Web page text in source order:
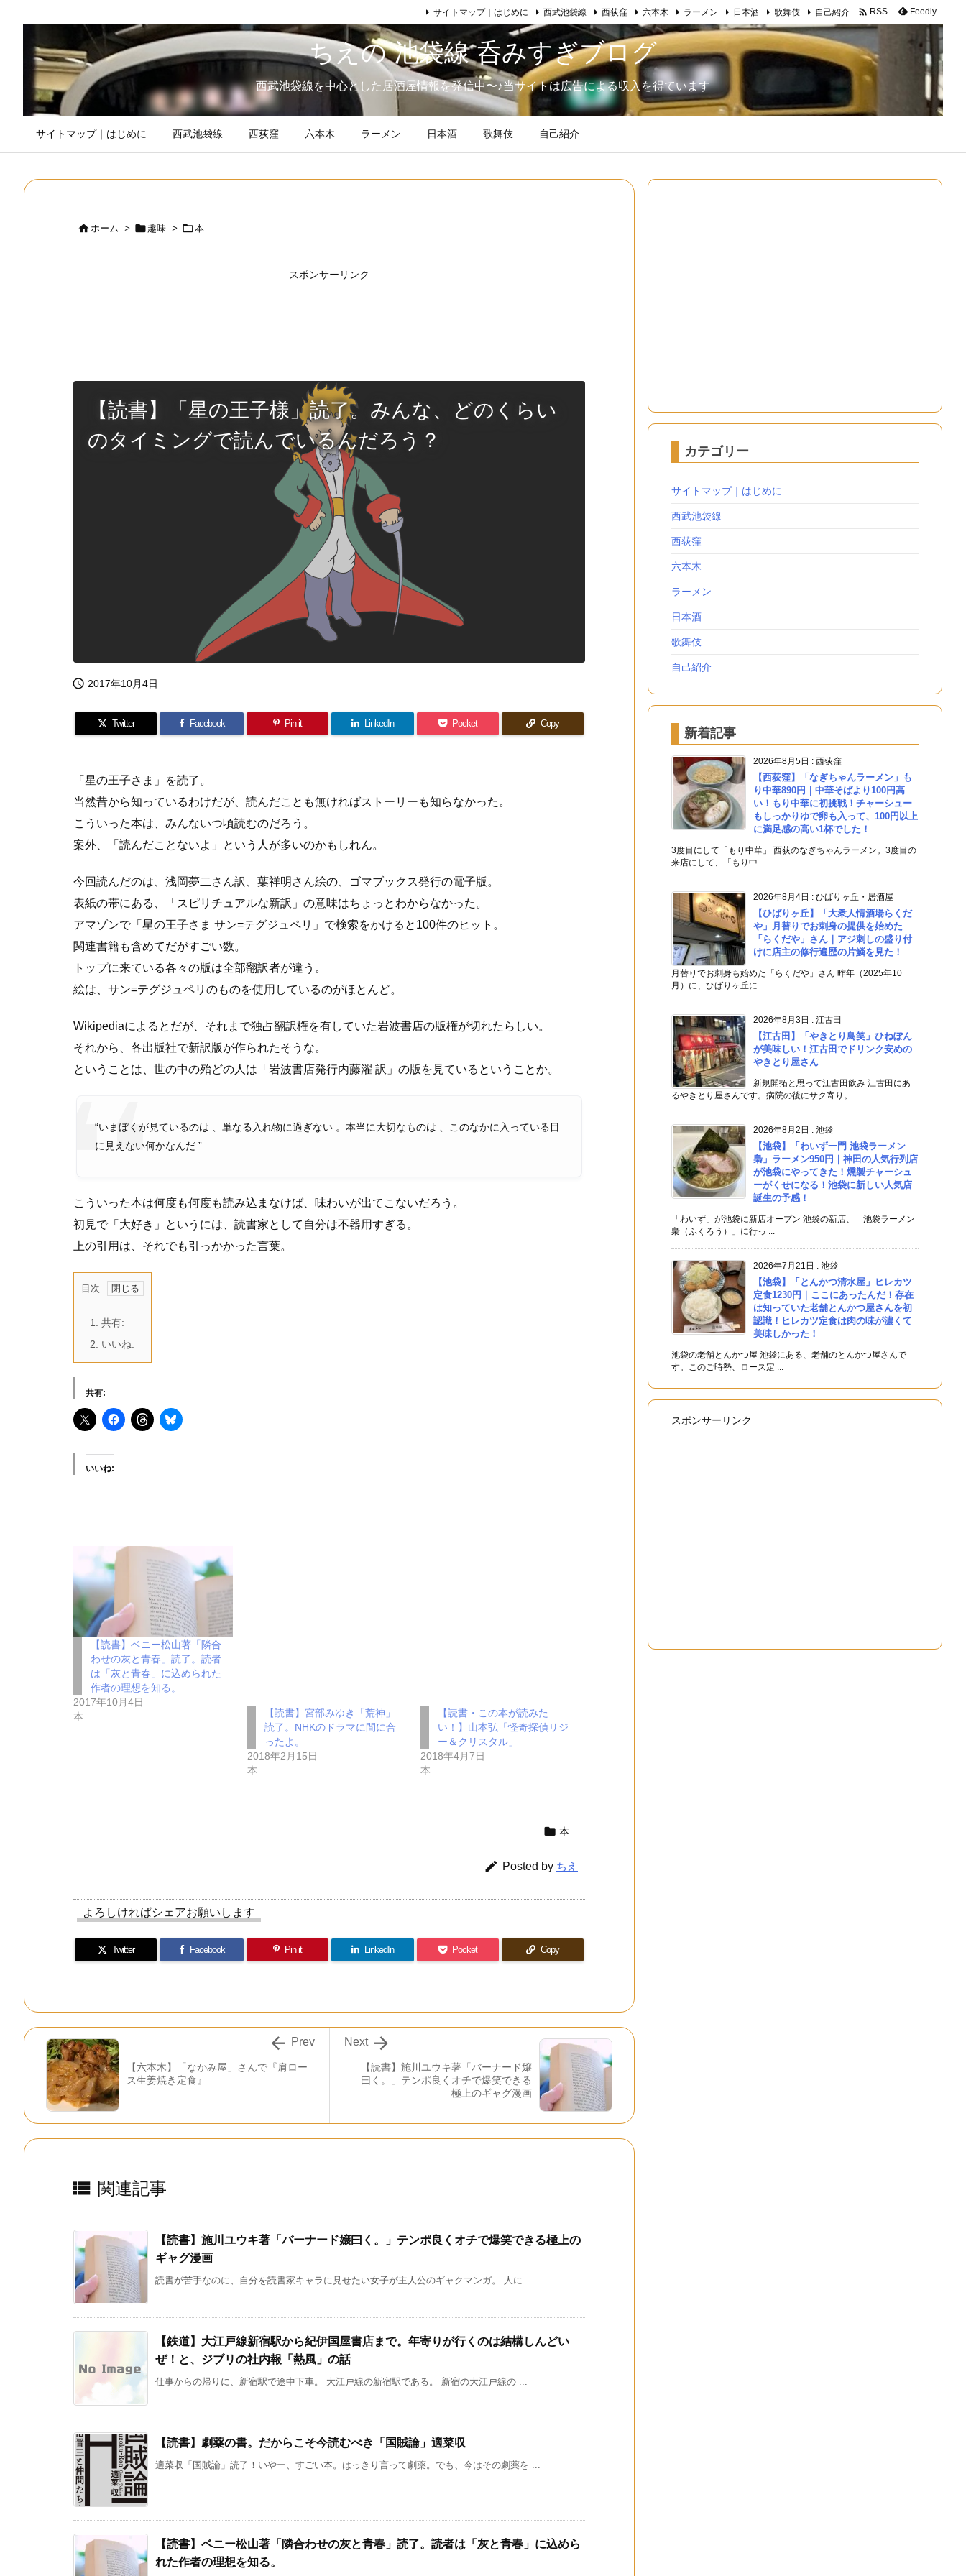
ちえの 池袋線 呑みすぎブログ
西武池袋線を中心とした居酒屋情報を発信中〜♪当サイトは広告による収入を得ています
サイトマップ｜はじめに 西武池袋線 西荻窪 六本木 ラーメン 日本酒 歌舞伎 自己紹介
サイトマップ｜はじめに 西武池袋線 西荻窪 六本木 ラーメン 日本酒 歌舞伎 自己紹介  RSS Feedly
ホーム >  趣味 > 本
スポンサーリンク
【読書】「星の王子様」読了。みんな、どのくらい
のタイミングで読んでいるんだろう？
 2017年10月4日
Twitter Facebook Pin it LinkedIn Pocket Copy
「星の王子さま」を読了。
当然昔から知っているわけだが、読んだことも無ければストーリーも知らなかった。
こういった本は、みんないつ頃読むのだろう。
案外、「読んだことないよ」という人が多いのかもしれん。
今回読んだのは、浅岡夢二さん訳、葉祥明さん絵の、ゴマブックス発行の電子版。
表紙の帯にある、「スピリチュアルな新訳」の意味はちょっとわからなかった。
アマゾンで「星の王子さま サン=テグジュペリ」で検索をかけると100件のヒット。
関連書籍も含めてだがすごい数。
トップに来ている各々の版は全部翻訳者が違う。
絵は、サン=テグジュペリのものを使用しているのがほとんど。
Wikipediaによるとだが、それまで独占翻訳権を有していた岩波書店の版権が切れたらしい。
それから、各出版社で新訳版が作られたそうな。
ということは、世の中の殆どの人は「岩波書店発行内藤濯 訳」の版を見ているということか。
“いまぼくが見ているのは 、単なる入れ物に過ぎない 。本当に大切なものは 、このなかに入っている目
に見えない何かなんだ ”
こういった本は何度も何度も読み込まなけば、味わいが出てこないだろう。
初見で「大好き」というには、読書家として自分は不器用すぎる。
上の引用は、それでも引っかかった言葉。
目次
1.
共有:
2.
いいね:
共有:
いいね:
【読書】ベニー松山著「隣合
わせの灰と青春」読了。読者
は「灰と青春」に込められた
作者の理想を知る。
2017年10月4日
本
【読書】宮部みゆき「荒神」
読了。NHKのドラマに間に合
ったよ。
2018年2月15日
本
【読書・この本が読みた
い！】山本弘「怪奇探偵リジ
ー＆クリスタル」
2018年4月7日
本
 本
 Posted by ちえ
よろしければシェアお願いします
Twitter Facebook Pin it LinkedIn Pocket Copy
【読書】施川ユウキ著「バーナード嬢
曰く。」テンポ良くオチで爆笑できる
極上のギャグ漫画

Next
【六本木】「なかみ屋」さんで『肩ロー
ス生姜焼き定食』
 Prev
 関連記事
【読書】施川ユウキ著「バーナード嬢曰く。」テンポ良くオチで爆笑できる極上の
ギャグ漫画
読書が苦手なのに、自分を読書家キャラに見せたい女子が主人公のギャクマンガ。 人に ...
【鉄道】大江戸線新宿駅から紀伊国屋書店まで。年寄りが行くのは結構しんどい
ぜ！と、ジブリの社内報「熱風」の話
仕事からの帰りに、新宿駅で途中下車。 大江戸線の新宿駅である。 新宿の大江戸線の ...
【読書】劇薬の書。だからこそ今読むべき「国賊論」適菜収
適菜収「国賊論」読了！いやー、すごい本。はっきり言って劇薬。でも、今はその劇薬を ...
【読書】ベニー松山著「隣合わせの灰と青春」読了。読者は「灰と青春」に込めら
れた作者の理想を知る。
カテゴリー
サイトマップ｜はじめに
西武池袋線
西荻窪
六本木
ラーメン
日本酒
歌舞伎
自己紹介
新着記事
2026年8月5日 : 西荻窪
【西荻窪】「なぎちゃんラーメン」も
り中華890円｜中華そばより100円高
い！もり中華に初挑戦！チャーシュー
もしっかりゆで卵も入って、100円以上
に満足感の高い1杯でした！
3度目にして「もり中華」 西荻のなぎちゃんラーメン。3度目の
来店にして、「もり中 ...
2026年8月4日 : ひばりヶ丘・居酒屋
【ひばりヶ丘】「大衆人情酒場らくだ
や」月替りでお刺身の提供を始めた
「らくだや」さん｜アジ刺しの盛り付
けに店主の修行遍歴の片鱗を見た！
月替りでお刺身も始めた「らくだや」さん 昨年（2025年10
月）に、ひばりヶ丘に ...
2026年8月3日 : 江古田
【江古田】「やきとり鳥笑」ひねぽん
が美味しい！江古田でドリンク安めの
やきとり屋さん
新規開拓と思って江古田飲み 江古田にあ
るやきとり屋さんです。病院の後にサク寄り。 ...
2026年8月2日 : 池袋
【池袋】「わいず一門 池袋ラーメン
梟」ラーメン950円｜神田の人気行列店
が池袋にやってきた！燻製チャーシュ
ーがくせになる！池袋に新しい人気店
誕生の予感！
「わいず」が池袋に新店オープン 池袋の新店、「池袋ラーメン
梟（ふくろう）」に行っ ...
2026年7月21日 : 池袋
【池袋】「とんかつ清水屋」ヒレカツ
定食1230円｜ここにあったんだ！存在
は知っていた老舗とんかつ屋さんを初
認識！ヒレカツ定食は肉の味が濃くて
美味しかった！
池袋の老舗とんかつ屋 池袋にある、老舗のとんかつ屋さんで
す。このご時勢、ロース定 ...
スポンサーリンク